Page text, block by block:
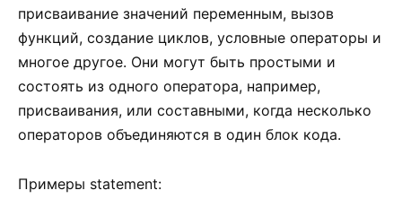
присваивание значений переменным, вызов
функций, создание циклов, условные операторы и
многое другое. Они могут быть простыми и
состоять из одного оператора, например,
присваивания, или составными, когда несколько
операторов объединяются в один блок кода.
Примеры statement: